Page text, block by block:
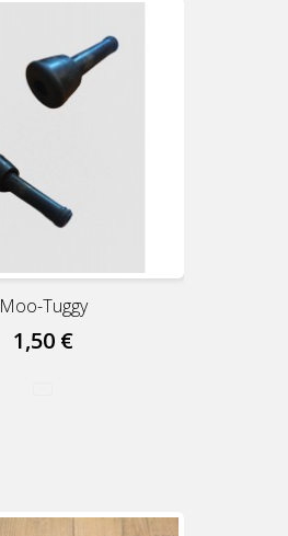
Moo-Tuggy
1,50 €